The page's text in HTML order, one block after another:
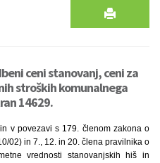
ceni stanovanj, ceni za
stroških komunalnega
14629.
v povezavi s 179. členom zakona o
02) in 7., 12. in 20. člena pravilnika o
vrednosti stanovanjskih hiš in